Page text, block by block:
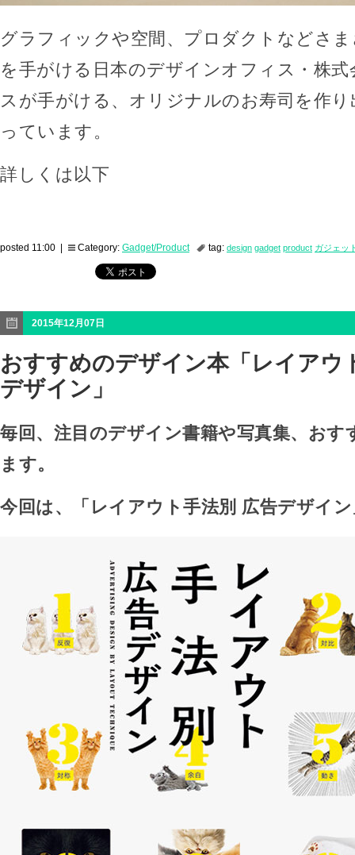
グラフィックや空間、プロダクトなどさ
を手がける日本のデザインオフィス・株
スが手がける、オリジナルのお寿司を作
っています。
詳しくは以下
posted 11:00 | Category: Gadget/Product tag: design gadget product ガジェッ
2015年12月07日
おすすめのデザイン本「レイアウ
デザイン」
毎回、注目のデザイン書籍や写真集、おす
ます。
今回は、「レイアウト手法別 広告デザイ